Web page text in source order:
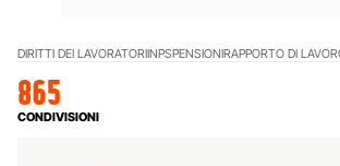
DIRITTI DEI LAVORATORIINPSPENSIONIRAPPORTO DI
865
CONDIVISIONI